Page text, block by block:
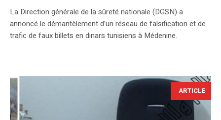
La Direction générale de la sûreté nationale (DGSN) a
annoncé le démantèlement d’un réseau de falsification et de
trafic de faux billets en dinars tunisiens à Médenine.
ARTICLE